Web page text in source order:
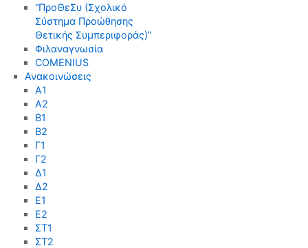
“ΠροΘεΣυ (Σχολικό
Σύστημα Προώθησης
Θετικής Συμπεριφοράς)”
Φιλαναγνωσία
COMENIUS
Ανακοινώσεις
Α1
Α2
Β1
Β2
Γ1
Γ2
Δ1
Δ2
Ε1
Ε2
ΣΤ1
ΣΤ2